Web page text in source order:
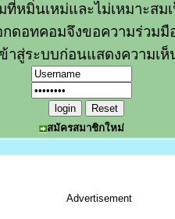
หมิ่นเหม่และไม่เหมาะสม
ดอทคอมจึงขอความร่วมมื
าสู่ระบบก่อนแสดงความเห็
สมัครสมาชิกใหม่
Advertisement